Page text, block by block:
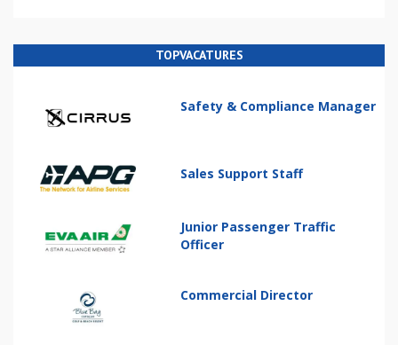
TOPVACATURES
Safety & Compliance Manager
Sales Support Staff
Junior Passenger Traffic
Officer
Commercial Director